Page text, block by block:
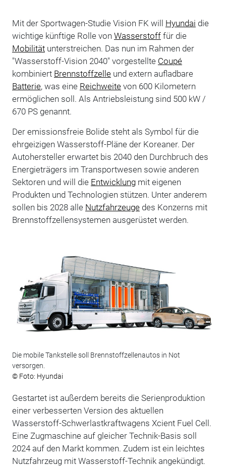
Mit der Sportwagen-Studie Vision FK will Hyundai die
wichtige künftige Rolle von Wasserstofffür die
Mobilitätunterstreichen. Das nun im Rahmen der
"Wasserstoff-Vision 2040" vorgestellte Coupé
kombiniert Brennstoffzelleund extern aufladbare
Batterie, was eine Reichweitevon 600 Kilometern
ermöglichen soll. Als Antriebsleistung sind 500 kW /
670 PS genannt.
Der emissionsfreie Bolide steht als Symbol für die
ehrgeizigen Wasserstoff-Pläne der Koreaner. Der
Autohersteller erwartet bis 2040 den Durchbruch des
Energieträgers im Transportwesen sowie anderen
Sektoren und will die Entwicklungmit eigenen
Produkten und Technologien stützen. Unter anderem
sollen bis 2028 alle Nutzfahrzeugedes Konzerns mit
Brennstoffzellensystemen ausgerüstet werden.
Die mobile Tankstelle soll Brennstoffzellenautos in Not
versorgen.
© Foto: Hyundai
Gestartet ist außerdem bereits die Serienproduktion
einer verbesserten Version des aktuellen
Wasserstoff-Schwerlastkraftwagens Xcient Fuel Cell.
Eine Zugmaschine auf gleicher Technik-Basis soll
2024 auf den Markt kommen. Zudem ist ein leichtes
Nutzfahrzeug mit Wasserstoff-Technik angekündigt.